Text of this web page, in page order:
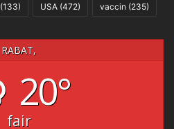
(133) USA (472) vaccin (235)
RABAT,
20°
fair